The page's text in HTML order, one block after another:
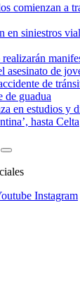
comienzan a
en siniestros
asesinato de
de
de guadua
en estudios y
hasta Celta
Instagram